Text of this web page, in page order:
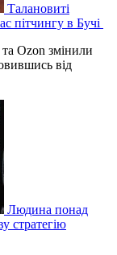
Талановиті
пітчингу в Бучі
Ozon змінили
від
Людина понад
стратегію